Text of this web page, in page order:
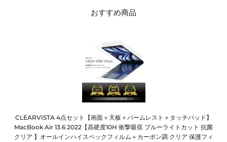
おすすめ商品
CLEARVISTA 4点セット【画面＋天板＋パームレスト＋タッチパッド】
MacBook Air 13.6 2022【高硬度10H 衝撃吸収 ブルーライトカット 抗菌
クリア 】オールインハイスペックフィルム＋カーボン調 クリア 保護フィ